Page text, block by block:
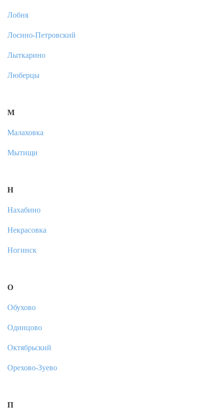
Лобня
Лосино-Петровский
Лыткарино
Люберцы
М
Малаховка
Мытищи
Н
Нахабино
Некрасовка
Ногинск
О
Обухово
Одинцово
Октябрьский
Орехово-Зуево
П